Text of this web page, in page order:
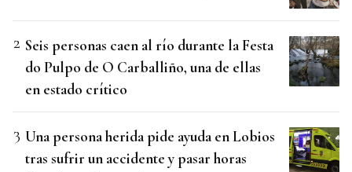
Seis personas caen al río durante la Festa
do Pulpo de O Carballiño, una de ellas
en estado crítico
Una persona herida pide ayuda en Lobios
tras sufrir un accidente y pasar horas